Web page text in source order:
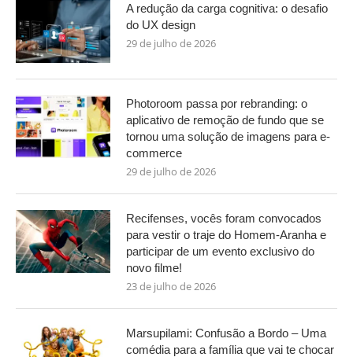
A redução da carga cognitiva: o desafio
do UX design
29 de julho de 2026
Photoroom passa por rebranding: o
aplicativo de remoção de fundo que se
tornou uma solução de imagens para e-
commerce
29 de julho de 2026
Recifenses, vocês foram convocados
para vestir o traje do Homem-Aranha e
participar de um evento exclusivo do
novo filme!
23 de julho de 2026
Marsupilami: Confusão a Bordo – Uma
comédia para a família que vai te chocar